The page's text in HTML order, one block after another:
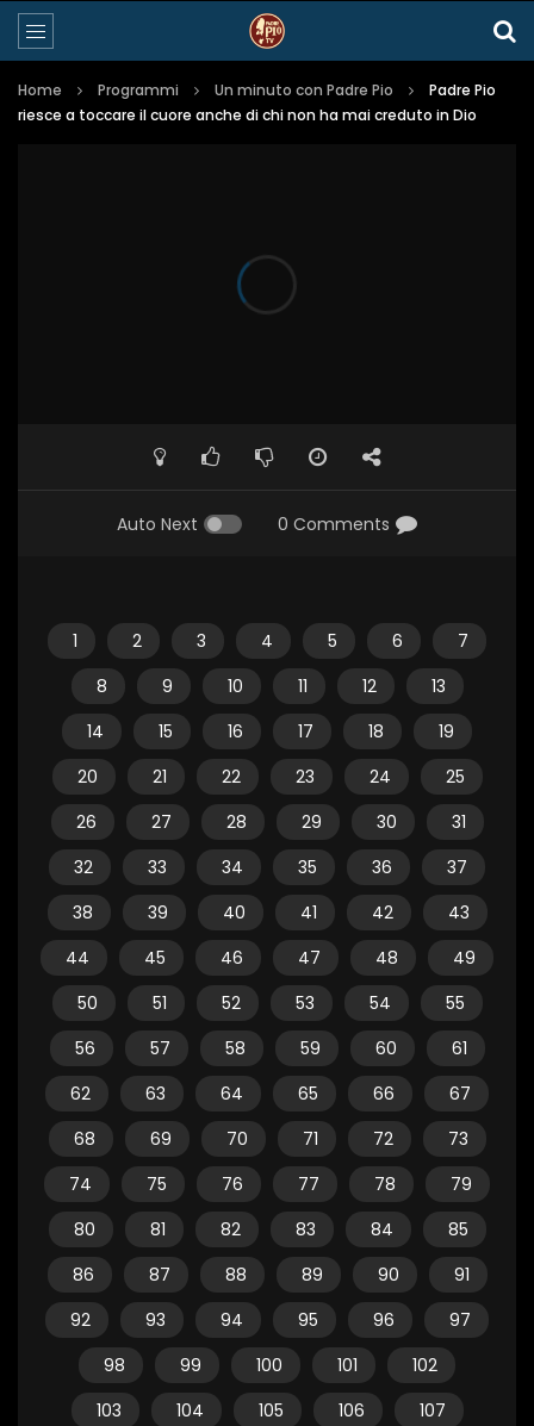
Home Programmi Un minuto con Padre Pio
Padre Pio
riesce a toccare il cuore anche di chi non ha mai creduto in Dio
Auto Next 0 Comments
1 2 3 4 5 6
7
8
9 10 11 12
13
14
15 16 17 18
19
20
21 22 23 24
25
26
27 28 29 30
31
32
33 34 35 36
37
38
39 40 41 42
43
44
45 46 47 48
49
50
51 52 53 54
55
56
57 58 59 60
61
62
63 64 65 66
67
68
69 70 71 72
73
74
75 76 77 78
79
80
81 82 83 84
85
86
87 88 89 90
91
92
93 94 95 96
97
98
99 100 101
102
103
104 105 106
107